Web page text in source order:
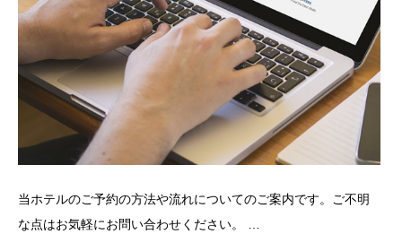
当ホテルのご予約の方法や流れについてのご案内です。ご不明
な点はお気軽にお問い合わせください。 …